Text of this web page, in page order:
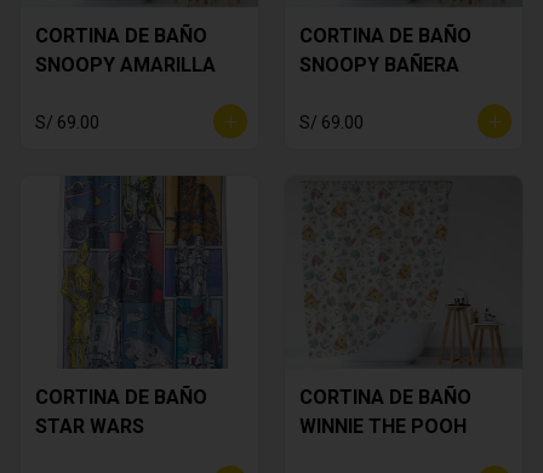
CORTINA DE BAÑO
SNOOPY AMARILLA
S/ 69.00
CORTINA DE BAÑO
SNOOPY BAÑERA
S/ 69.00
CORTINA DE BAÑO
STAR WARS
CORTINA DE BAÑO
WINNIE THE POOH